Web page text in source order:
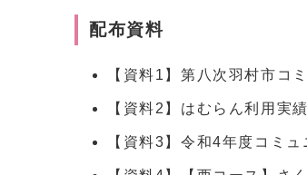
配布資料
【資料1】第八次羽村市コ
【資料2】はむらん利用実
【資料3】令和4年度コミ